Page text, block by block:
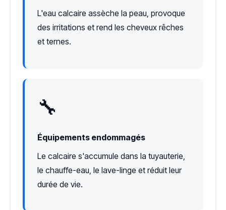
L'eau calcaire assèche la peau, provoque
des irritations et rend les cheveux rêches
et ternes.
🔧
Équipements endommagés
Le calcaire s'accumule dans la tuyauterie,
le chauffe-eau, le lave-linge et réduit leur
durée de vie.